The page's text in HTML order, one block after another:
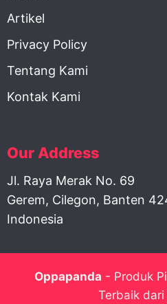
Artikel
Privacy Policy
Tentang Kami
Kontak Kami
Our Address
Jl. Raya Merak No. 69
Gerem, Cilegon, Banten
Indonesia
Oppapanda - Produk
Terbaik dari